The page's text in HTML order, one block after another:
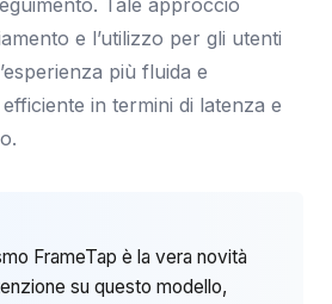
e l’utilizzo per gli utenti
più fluida e
in termini di latenza e
FrameTap è la vera novità
su questo modello,